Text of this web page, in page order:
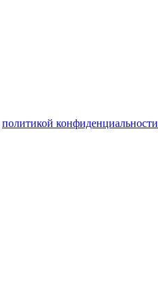
политикой конфиденциальности